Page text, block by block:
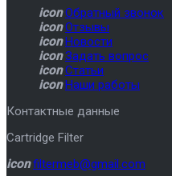
icon Обратный звонок
icon Отзывы
icon Новости
icon Задать вопрос
icon Статьи
icon Наши работы
Контактные данные
Cartridge Filter
icon filtermeb@gmail.com